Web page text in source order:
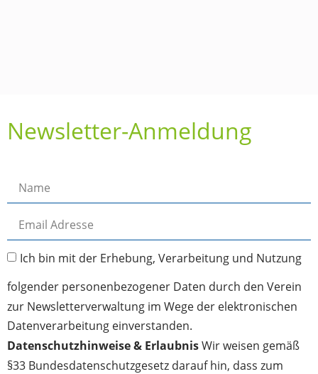
Newsletter-Anmeldung
Ich bin mit der Erhebung, Verarbeitung und Nutzung
folgender personenbezogener Daten durch den Verein
zur Newsletterverwaltung im Wege der elektronischen
Datenverarbeitung einverstanden.
Datenschutzhinweise & ErlaubnisWir weisen gemäß
§33 Bundesdatenschutzgesetz darauf hin, dass zum